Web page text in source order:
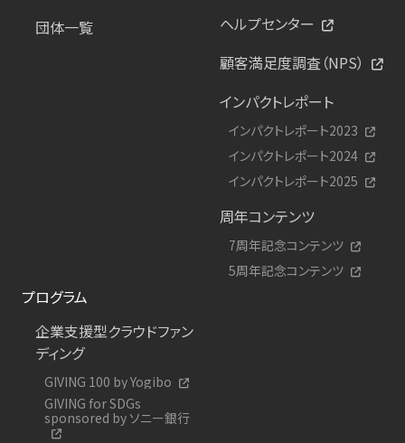
団体一覧
ヘルプセンター
顧客満足度調査（NPS）
インパクトレポート
インパクトレポート2023
インパクトレポート2024
インパクトレポート2025
周年コンテンツ
7周年記念コンテンツ
5周年記念コンテンツ
プログラム
企業支援型クラウドファン
ディング
GIVING 100 by Yogibo
GIVING for SDGs
sponsored by ソニー銀行